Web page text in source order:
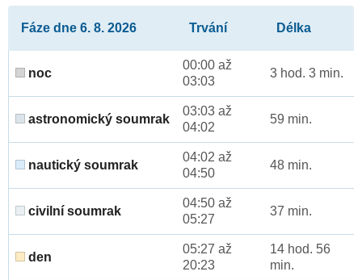
Fáze dne 6. 8. 2026 Trvání Délka
noc
00:00 až
03:03
3 hod. 3 min.
astronomický soumrak
03:03 až
04:02
59 min.
nautický soumrak
04:02 až
04:50
48 min.
civilní soumrak
04:50 až
05:27
37 min.
den
05:27 až
20:23
14 hod. 56
min.